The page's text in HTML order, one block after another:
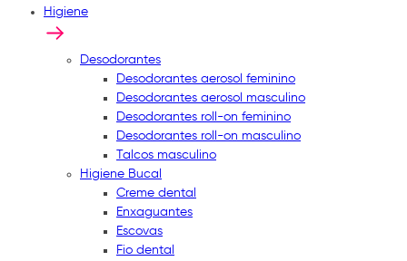
Higiene
Desodorantes
Desodorantes aerosol feminino
Desodorantes aerosol masculino
Desodorantes roll-on feminino
Desodorantes roll-on masculino
Talcos masculino
Higiene Bucal
Creme dental
Enxaguantes
Escovas
Fio dental